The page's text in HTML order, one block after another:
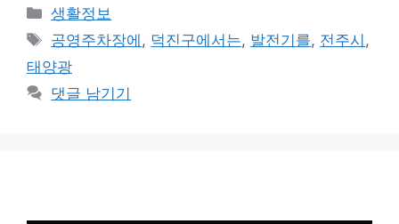
카
테
리
생활정보
태
그
공영주차장에 , 덕진구에서는, 발전기를, 전주시 ,
태양광
댓글 남기기